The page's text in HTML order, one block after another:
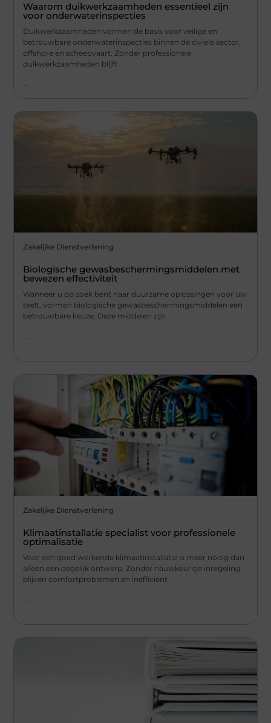
Waarom duikwerkzaamheden essentieel zijn
voor onderwaterinspecties
Duikwerkzaamheden vormen de basis voor veilige en
betrouwbare onderwaterinspecties binnen de civiele sector,
offshore en scheepvaart. Zonder professionele
duikwerkzaamheden blijft
...
Zakelijke Dienstverlening
Biologische gewasbeschermingsmiddelen met
bewezen effectiviteit
Wanneer u op zoek bent naar duurzame oplossingen voor uw
teelt, vormen biologische gewasbeschermingsmiddelen een
betrouwbare keuze. Deze middelen zijn
Zakelijke Dienstverlening
Klimaatinstallatie specialist voor professionele
optimalisatie
Voor een goed werkende klimaatinstallatie is meer nodig dan
alleen een degelijk ontwerp. Zonder nauwkeurige inregeling
blijven comfortproblemen en inefficiënt
...